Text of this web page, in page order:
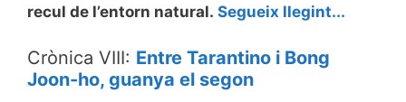
recul de l’entorn natural. Segueix llegint...
Crònica VIII: Entre Tarantino i Bong
Joon-ho, guanya el segon